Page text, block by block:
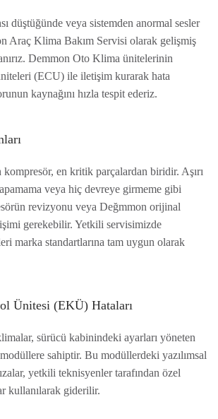
düştüğünde veya sistemden anormal sesler
Araç Klima Bakım Servisi olarak gelişmiş
Demmon Oto Klima ünitelerinin
(ECU) ile iletişim kurarak hata
kaynağını hızla tespit ederiz.
en kritik parçalardan biridir. Aşırı
veya hiç devreye girmeme gibi
revizyonu veya Değmmon orijinal
gerekebilir. Yetkili servisimizde
marka standartlarına tam uygun olarak
Ünitesi (EKÜ) Hataları
sürücü kabinindeki ayarları yöneten
sahiptir. Bu modüllerdeki yazılımsal
yetkili teknisyenler tarafından özel
kullanılarak giderilir.